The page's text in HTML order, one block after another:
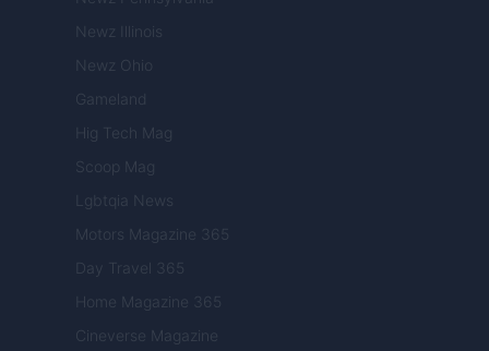
Newz Illinois
Newz Ohio
Gameland
Hig Tech Mag
Scoop Mag
Lgbtqia News
Motors Magazine 365
Day Travel 365
Home Magazine 365
Cineverse Magazine